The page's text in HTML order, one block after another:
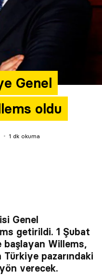
Genel
oldu
1 dk okuma
Genel
getirildi. 1 Şubat
Willems,
Türkiye pazarındaki
verecek.